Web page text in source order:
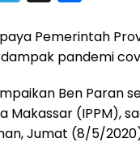
l
e
g
r
a
r
e
a
d
s
a
r
e
Pemerintah
pandemi
Ben Paran
Makassar (IPPM),
Jumat (8/5/